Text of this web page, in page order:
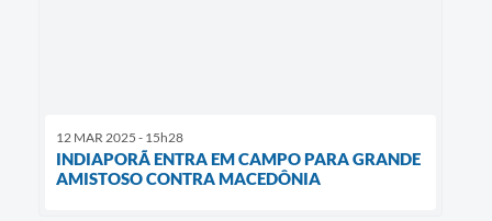
12 MAR 2025 - 15h28
INDIAPORÃ ENTRA EM CAMPO PARA GRANDE
AMISTOSO CONTRA MACEDÔNIA